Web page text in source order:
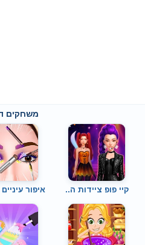
משחקים
קיי פופ ציידות ה.. איפור